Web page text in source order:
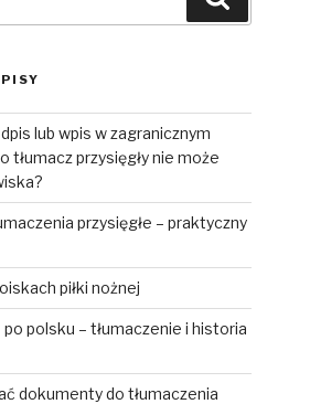
lub wpis w zagranicznym
tłumacz przysięgły nie może
przysięgłe – praktyczny
piłki nożnej
polsku – tłumaczenie i historia
dokumenty do tłumaczenia